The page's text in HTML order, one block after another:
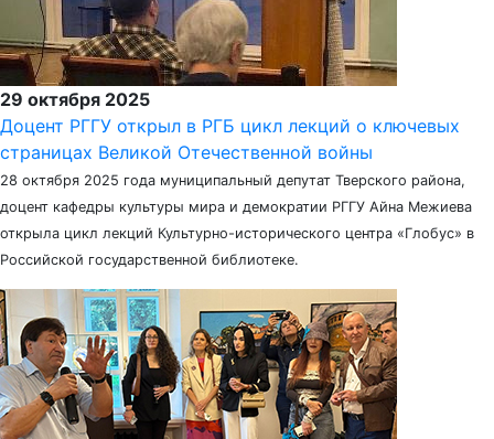
29 октября 2025
Доцент РГГУ открыл в РГБ цикл лекций о ключевых
страницах Великой Отечественной войны
28 октября 2025 года муниципальный депутат Тверского района,
доцент кафедры культуры мира и демократии РГГУ Айна Межиева
открыла цикл лекций Культурно-исторического центра «Глобус» в
Российской государственной библиотеке.